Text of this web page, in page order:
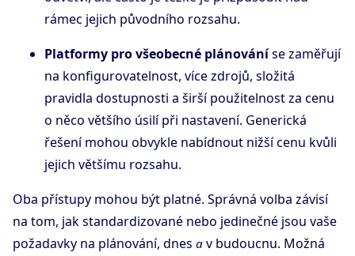
rámec jejich původního rozsahu.
Platformy pro všeobecné plánováníse zaměřují
na konfigurovatelnost, více zdrojů, složitá
pravidla dostupnosti a širší použitelnost za cenu
o něco většího úsilí při nastavení. Generická
řešení mohou obvykle nabídnout nižší cenu kvůli
jejich většímu rozsahu.
Oba přístupy mohou být platné. Správná volba závisí
na tom, jak standardizované nebo jedinečné jsou vaše
požadavky na plánování, dnes a v budoucnu. Možná